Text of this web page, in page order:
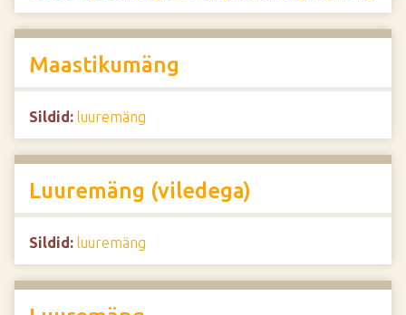
Maastikumäng
Sildid: luuremäng
Luuremäng (viledega)
Sildid: luuremäng